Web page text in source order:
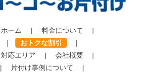
ホーム | 料金について
|
|
おトクな割引
|
対応エリア | 会社概要
|
|
片付け事例について
|